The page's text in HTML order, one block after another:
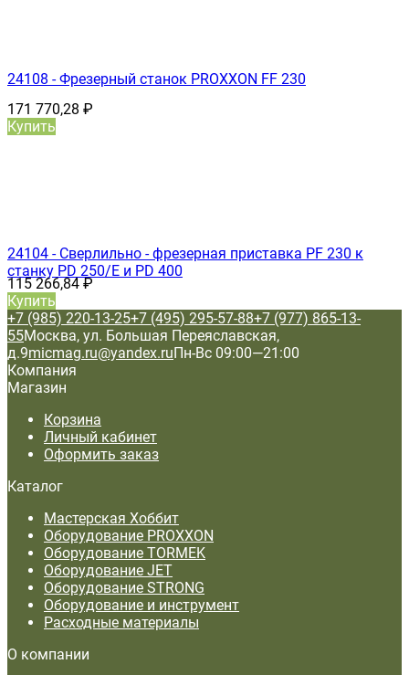
24108 - Фрезерный станок PROXXON FF 230
171 770,28 ₽
Купить
24104 - Сверлильно - фрезерная приставка PF 230 к
станку PD 250/E и PD 400
115 266,84₽
Купить
+7 (985) 220-13-25+7 (495) 295-57-88+7 (977) 865-13-
55Москва, ул. Большая Переяславская,
д.9micmag.ru@yandex.ruПн-Вс 09:00—21:00
Компания
Магазин
Корзина
Личный кабинет
Оформить заказ
Каталог
Мастерская Хоббит
Оборудование PROXXON
Оборудование TORMEK
Оборудование JET
Оборудование STRONG
Оборудование и инструмент
Расходные материалы
О компании